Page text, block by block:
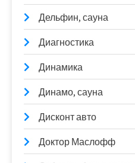
Дельфин, сауна
Диагностика
Динамика
Динамо, сауна
Дисконт авто
Доктор Маслофф